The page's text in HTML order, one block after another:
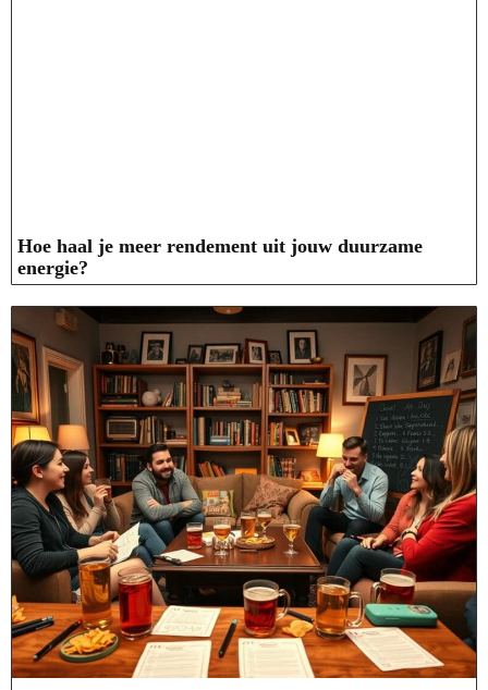
Hoe haal je meer rendement uit jouw duurzame
energie?